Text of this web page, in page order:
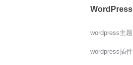
WordPress
wordpress主题
wordpress插件